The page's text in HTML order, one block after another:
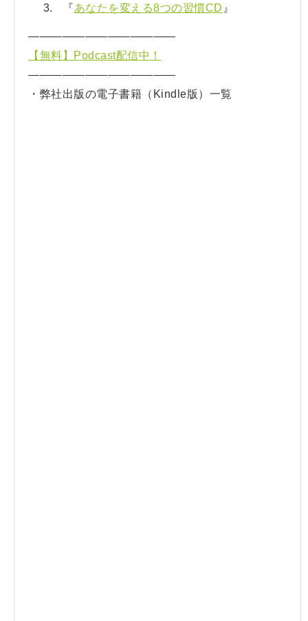
『あなたを変える8つの習慣CD 』
—————————————
【無料】Podcast配信中！
—————————————
・弊社出版の電子書籍（Kindle版）一覧